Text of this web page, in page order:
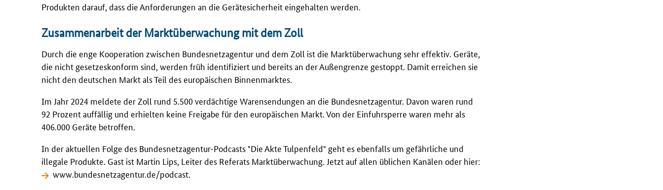
Produkten darauf, dass die Anforderungen an die Gerätesicherheit eingehalten werden.
Zusammenarbeit der Marktüberwachung mit dem Zoll
Durch die enge Kooperation zwischen Bundesnetzagentur und dem Zoll ist die Marktüberwachung sehr effektiv. Geräte,
die nicht gesetzeskonform sind, werden früh identifiziert und bereits an der Außengrenze gestoppt. Damit erreichen sie
nicht den deutschen Markt als Teil des europäischen Binnenmarktes.
Im Jahr 2024 meldete der Zoll rund 5.500 verdächtige Warensendungen an die Bundesnetzagentur. Davon waren rund
92 Prozent auffällig und erhielten keine Freigabe für den europäischen Markt. Von der Einfuhrsperre waren mehr als
406.000 Geräte betroffen.
In der aktuellen Folge des Bundesnetzagentur-Podcasts "Die Akte Tulpenfeld" geht es ebenfalls um gefährliche und
illegale Produkte. Gast ist Martin Lips, Leiter des Referats Marktüberwachung. Jetzt auf allen üblichen Kanälen oder hier:
www.bundesnetzagentur.de/podcast.